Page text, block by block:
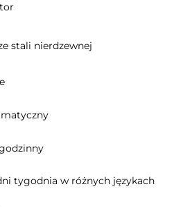
stali nierdzewnej
tygodnia w różnych językach